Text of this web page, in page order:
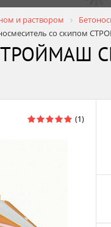
и раствором
со скипом